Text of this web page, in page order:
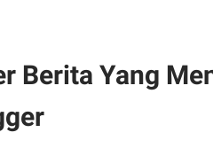
Berita Yang